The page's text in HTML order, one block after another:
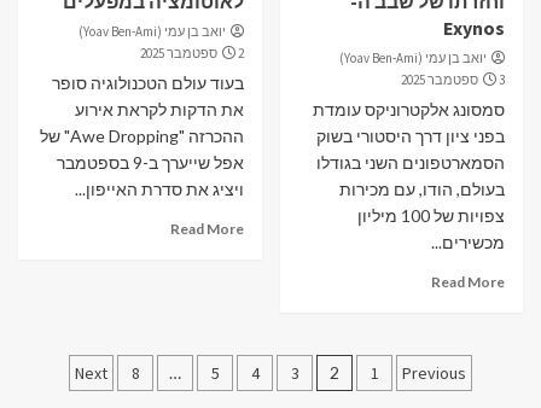
Exynos
יואב בן עמי (Yoav Ben-Ami)
3 ספטמבר 2025
סמסונג אלקטרוניקס עומדת
בפני ציון דרך היסטורי בשוק
הסמארטפונים השני בגודלו
בעולם, הודו, עם מכירות
צפויות של 100 מיליון
מכשירים...
Read More
יואב בן עמי (Yoav Ben-Ami)
2 ספטמבר 2025
בעוד עולם הטכנולוגיה סופר
את הדקות לקראת אירוע
ההכרזה "Awe Dropping" של
אפל שייערך ב-9 בספטמבר
ויציג את סדרת האייפון...
Read More
Posts
Previous
1
2
3
4
5
…
8
Next